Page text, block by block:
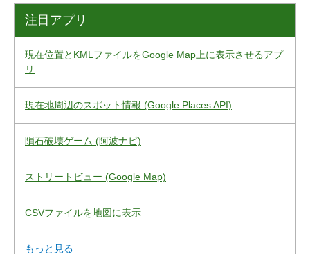
注目アプリ
現在位置とKMLファイルをGoogle Map上に表示させるアプ
リ
現在地周辺のスポット情報 (Google Places API)
隕石破壊ゲーム (阿波ナビ)
ストリートビュー (Google Map)
CSVファイルを地図に表示
もっと見る